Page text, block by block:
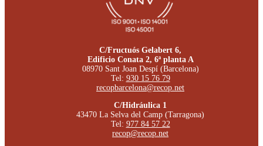
C/Fructuós Gelabert 6,
Edificio Conata 2, 6ª planta A
08970 Sant Joan Despí (Barcelona)
Tel: 930 15 76 79
recopbarcelona@recop.net
C/Hidráulica 1
43470 La Selva del Camp (Tarragona)
Tel: 977 84 57 22
recop@recop.net